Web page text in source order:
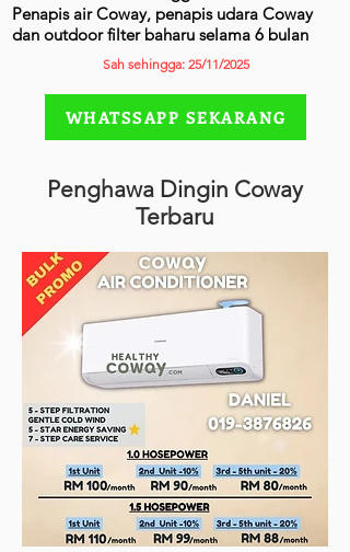
Penapis air Coway, penapis udara Coway
dan outdoor filter baharu selama 6 bulan
Sah sehingga: 25/11/2025
WHATSSAPP SEKARANG
Penghawa Dingin Coway
Terbaru